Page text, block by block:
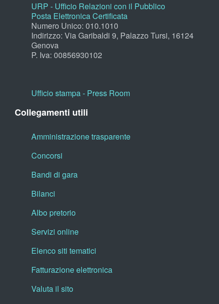
URP - Ufficio Relazioni con il Pubblico
Posta Elettronica Certificata
Numero Unico: 010.1010
Indirizzo: Via Garibaldi 9, Palazzo Tursi, 16124
Genova
P. Iva: 00856930102
Ufficio stampa - Press Room
Collegamenti utili
Amministrazione trasparente
Concorsi
Bandi di gara
Bilanci
Albo pretorio
Servizi online
Elenco siti tematici
Fatturazione elettronica
Valuta il sito